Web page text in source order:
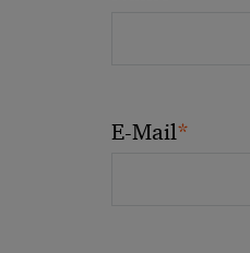
E-Mail*